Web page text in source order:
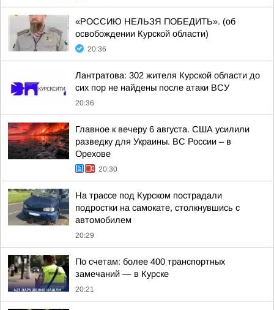
«РОССИЮ НЕЛЬЗЯ ПОБЕДИТЬ». (об
освобождении Курской области)
20:36
Лантратова: 302 жителя Курской области до
сих пор не найдены после атаки ВСУ
20:36
Главное к вечеру 6 августа. США усилили
разведку для Украины. ВС России – в
Орехове
20:30
На трассе под Курском пострадали
подростки на самокате, столкнувшись с
автомобилем
20:29
По счетам: более 400 транспортных
замечаний — в Курске
20:21